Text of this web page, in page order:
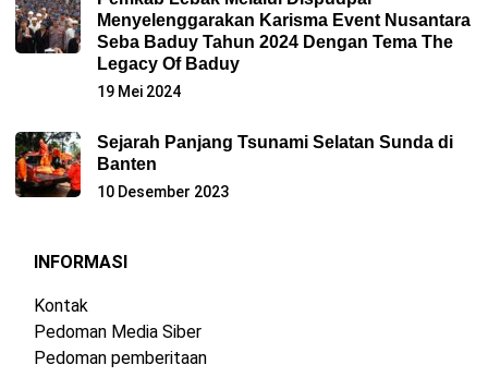
Menyelenggarakan Karisma Event Nusantara
Seba Baduy Tahun 2024 Dengan Tema The
Legacy Of Baduy
19 Mei 2024
Sejarah Panjang Tsunami Selatan Sunda di
Banten
10 Desember 2023
INFORMASI
Kontak
Pedoman Media Siber
Pedoman pemberitaan